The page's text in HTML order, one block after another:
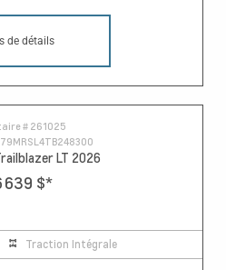
de détails
# 261025
LT 2026
639 $*
Traction Intégrale